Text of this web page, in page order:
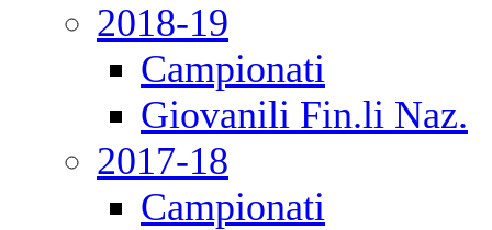
2018-19
Campionati
Giovanili Fin.li Naz.
2017-18
Campionati